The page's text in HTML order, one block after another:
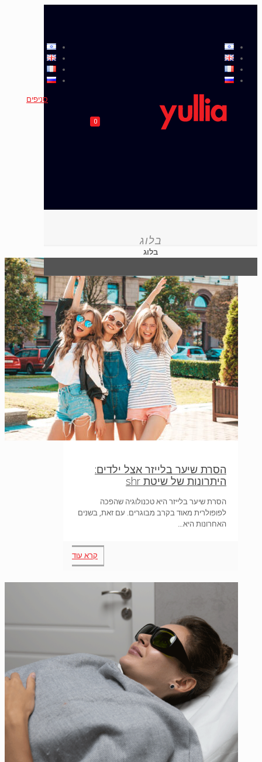
0
סניפים
בלוג
בלוג
הסרת שיער בלייזר אצל ילדים:
היתרונות של שיטת shr
הסרת שיער בלייזר היא טכנולוגיה שהפכה
לפופולרית מאוד בקרב מבוגרים. עם זאת, בשנים
האחרונות היא…
קרא עוד